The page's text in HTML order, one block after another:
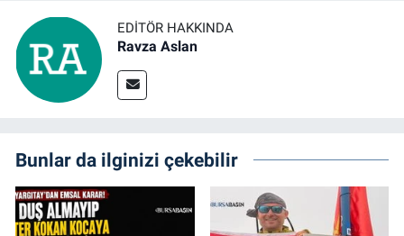
EDITÖR HAKKINDA
Ravza Aslan
Bunlar da ilginizi çekebilir